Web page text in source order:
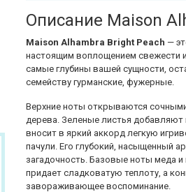
Описание Maison
Maison Alhambra Bright Peach —
настоящим воплощением свежести
самые глубины вашей сущности,
семейству гурманские, фужерные.
Верхние ноты открываются
дерева. Зеленые листья добавляют
вносит в яркий аккорд легкую
пачули. Его глубокий, насыщенный
загадочность. Базовые ноты меда
придает сладковатую теплоту, а
завораживающее воспоминание.